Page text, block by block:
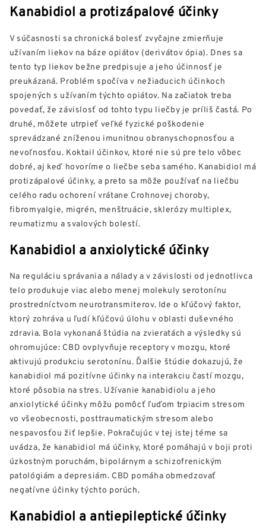
Kanabidiol a protizápalové účinky
V súčasnosti sa chronická bolesť zvyčajne zmierňuje
užívaním liekov na báze opiátov (derivátov ópia). Dnes sa
tento typ liekov bežne predpisuje a jeho účinnosť je
preukázaná. Problém spočíva v nežiaducich účinkoch
spojených s užívaním týchto opiátov. Na začiatok treba
povedať, že závislosť od tohto typu liečby je príliš častá. Po
druhé, môžete utrpieť veľké fyzické poškodenie
sprevádzané zníženou imunitnou obranyschopnosťou a
nevoľnosťou. Koktail účinkov, ktoré nie sú pre telo vôbec
dobré, aj keď hovoríme o liečbe seba samého. Kanabidiol má
protizápalové účinky, a preto sa môže používať na liečbu
celého radu ochorení vrátane Crohnovej choroby,
fibromyalgie, migrén, menštruácie, sklerózy multiplex,
reumatizmu a svalových bolestí.
Kanabidiol a anxiolytické účinky
Na reguláciu správania a nálady a v závislosti od jednotlivca
telo produkuje viac alebo menej molekuly serotonínu
prostredníctvom neurotransmiterov. Ide o kľúčový faktor,
ktorý zohráva u ľudí kľúčovú úlohu v oblasti duševného
zdravia. Bola vykonaná štúdia na zvieratách a výsledky sú
ohromujúce: CBD ovplyvňuje receptory v mozgu, ktoré
aktivujú produkciu serotonínu. Ďalšie štúdie dokazujú, že
kanabidiol má pozitívne účinky na interakciu častí mozgu,
ktoré pôsobia na stres. Užívanie kanabidiolu a jeho
anxiolytické účinky môžu pomôcť ľuďom trpiacim stresom
vo všeobecnosti, posttraumatickým stresom alebo
nespavosťou žiť lepšie. Pokračujúc v tej istej téme sa
uvádza, že kanabidiol má účinky, ktoré pomáhajú v boji proti
úzkostným poruchám, bipolárnym a schizofrenickým
patológiám a depresiám. CBD pomáha obmedzovať
negatívne účinky týchto porúch.
Kanabidiol a antiepileptické účinky